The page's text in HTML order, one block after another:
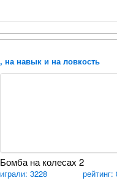
на навык и на ловкость
Бомба на колесах 2
играли: 3228 рейтинг: